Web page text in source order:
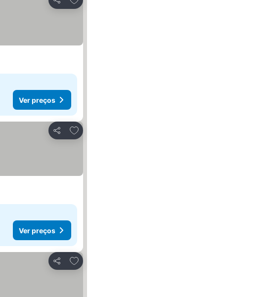
Partilhar
Ver preços
Partilhar
Adicionar aos favoritos
Ver preços
Partilhar
Adicionar aos favoritos